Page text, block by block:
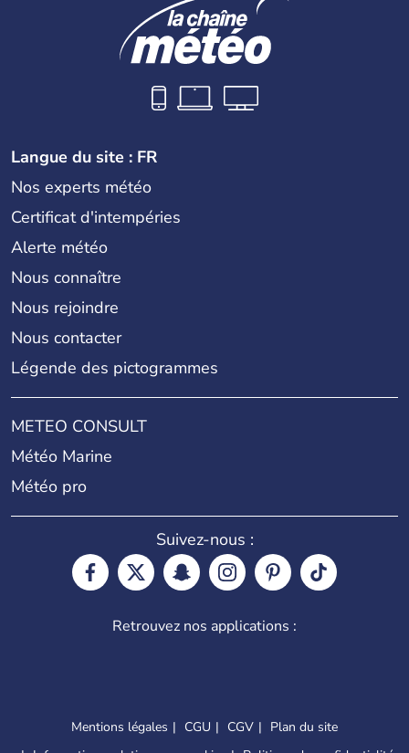
Langue du site : FR
Nos experts météo
Certificat d'intempéries
Alerte météo
Nous connaître
Nous rejoindre
Nous contacter
Légende des pictogrammes
METEO CONSULT
Météo Marine
Météo pro
Suivez-nous :
Retrouvez nos applications :
Mentions légales CGU CGV
Plan du site